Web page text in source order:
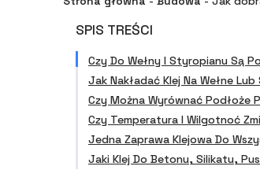
SPIS TREŚCI
Czy Do Wełny I Styropianu Są
Jak Nakładać Klej Na Wełne
Czy Można Wyrównać Podłoże
Czy Temperatura I Wilgotnoć
Jedna Zaprawa Klejowa Do
Jaki Klej Do Betonu, Silikatu,